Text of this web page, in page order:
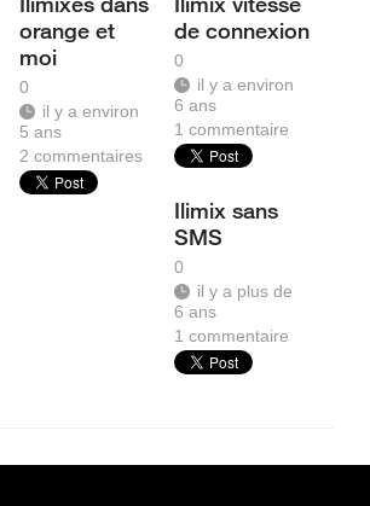
orange et
moi
0
il y a environ
5 ans
2commentaires
de connexion
0
il y a environ
6 ans
1commentaire
Ilimix sans
SMS
0
il y a plus de
6 ans
1commentaire